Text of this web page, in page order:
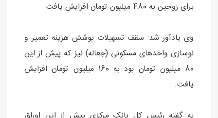
برای زوجین به 480 میلیون تومان افزایش یافت.
وی یادآور شد: سقف تسهیلات پوشش هزینه تعمیر و
نوسازی واحدهای مسکونی (جعاله) نیز که پیش از این
80 میلیون تومان بود به 160 میلیون تومان افزایش
یافت.